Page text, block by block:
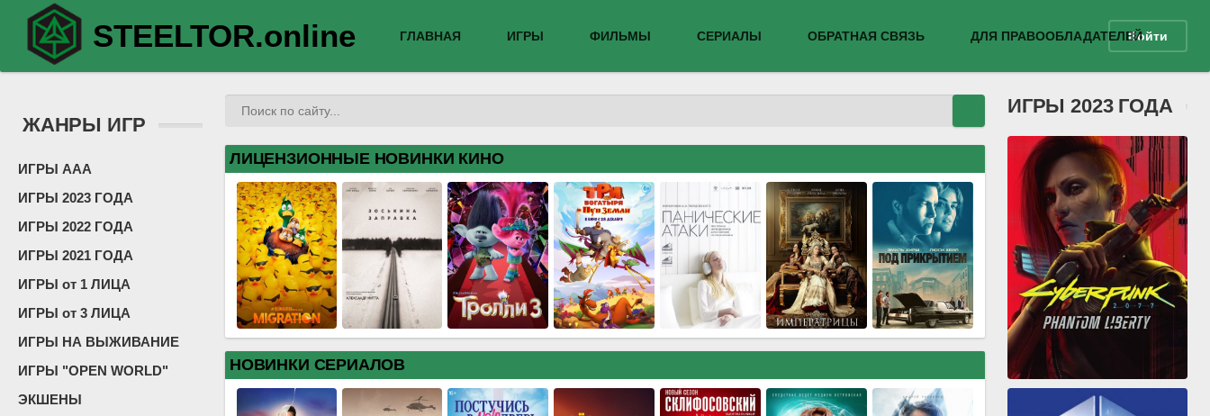
STEELTOR.online ГЛАВНАЯ ИГРЫ ФИЛЬМЫ СЕРИАЛЫ ОБРАТНАЯ СВЯЗЬ ДЛЯ ПРАВООБЛАДАТЕЛЕЙВойти
ЖАНРЫ ИГР
ИГРЫ ААА
ИГРЫ 2023 ГОДА
ИГРЫ 2022 ГОДА
ИГРЫ 2021 ГОДА
ИГРЫ от 1 ЛИЦА
ИГРЫ от 3 ЛИЦА
ИГРЫ НА ВЫЖИВАНИЕ
ИГРЫ "OPEN WORLD"
ЭКШЕНЫ
ЛИЦЕНЗИОННЫЕ НОВИНКИ КИНО
НОВИНКИ СЕРИАЛОВ
ИГРЫ 2023 ГОДА